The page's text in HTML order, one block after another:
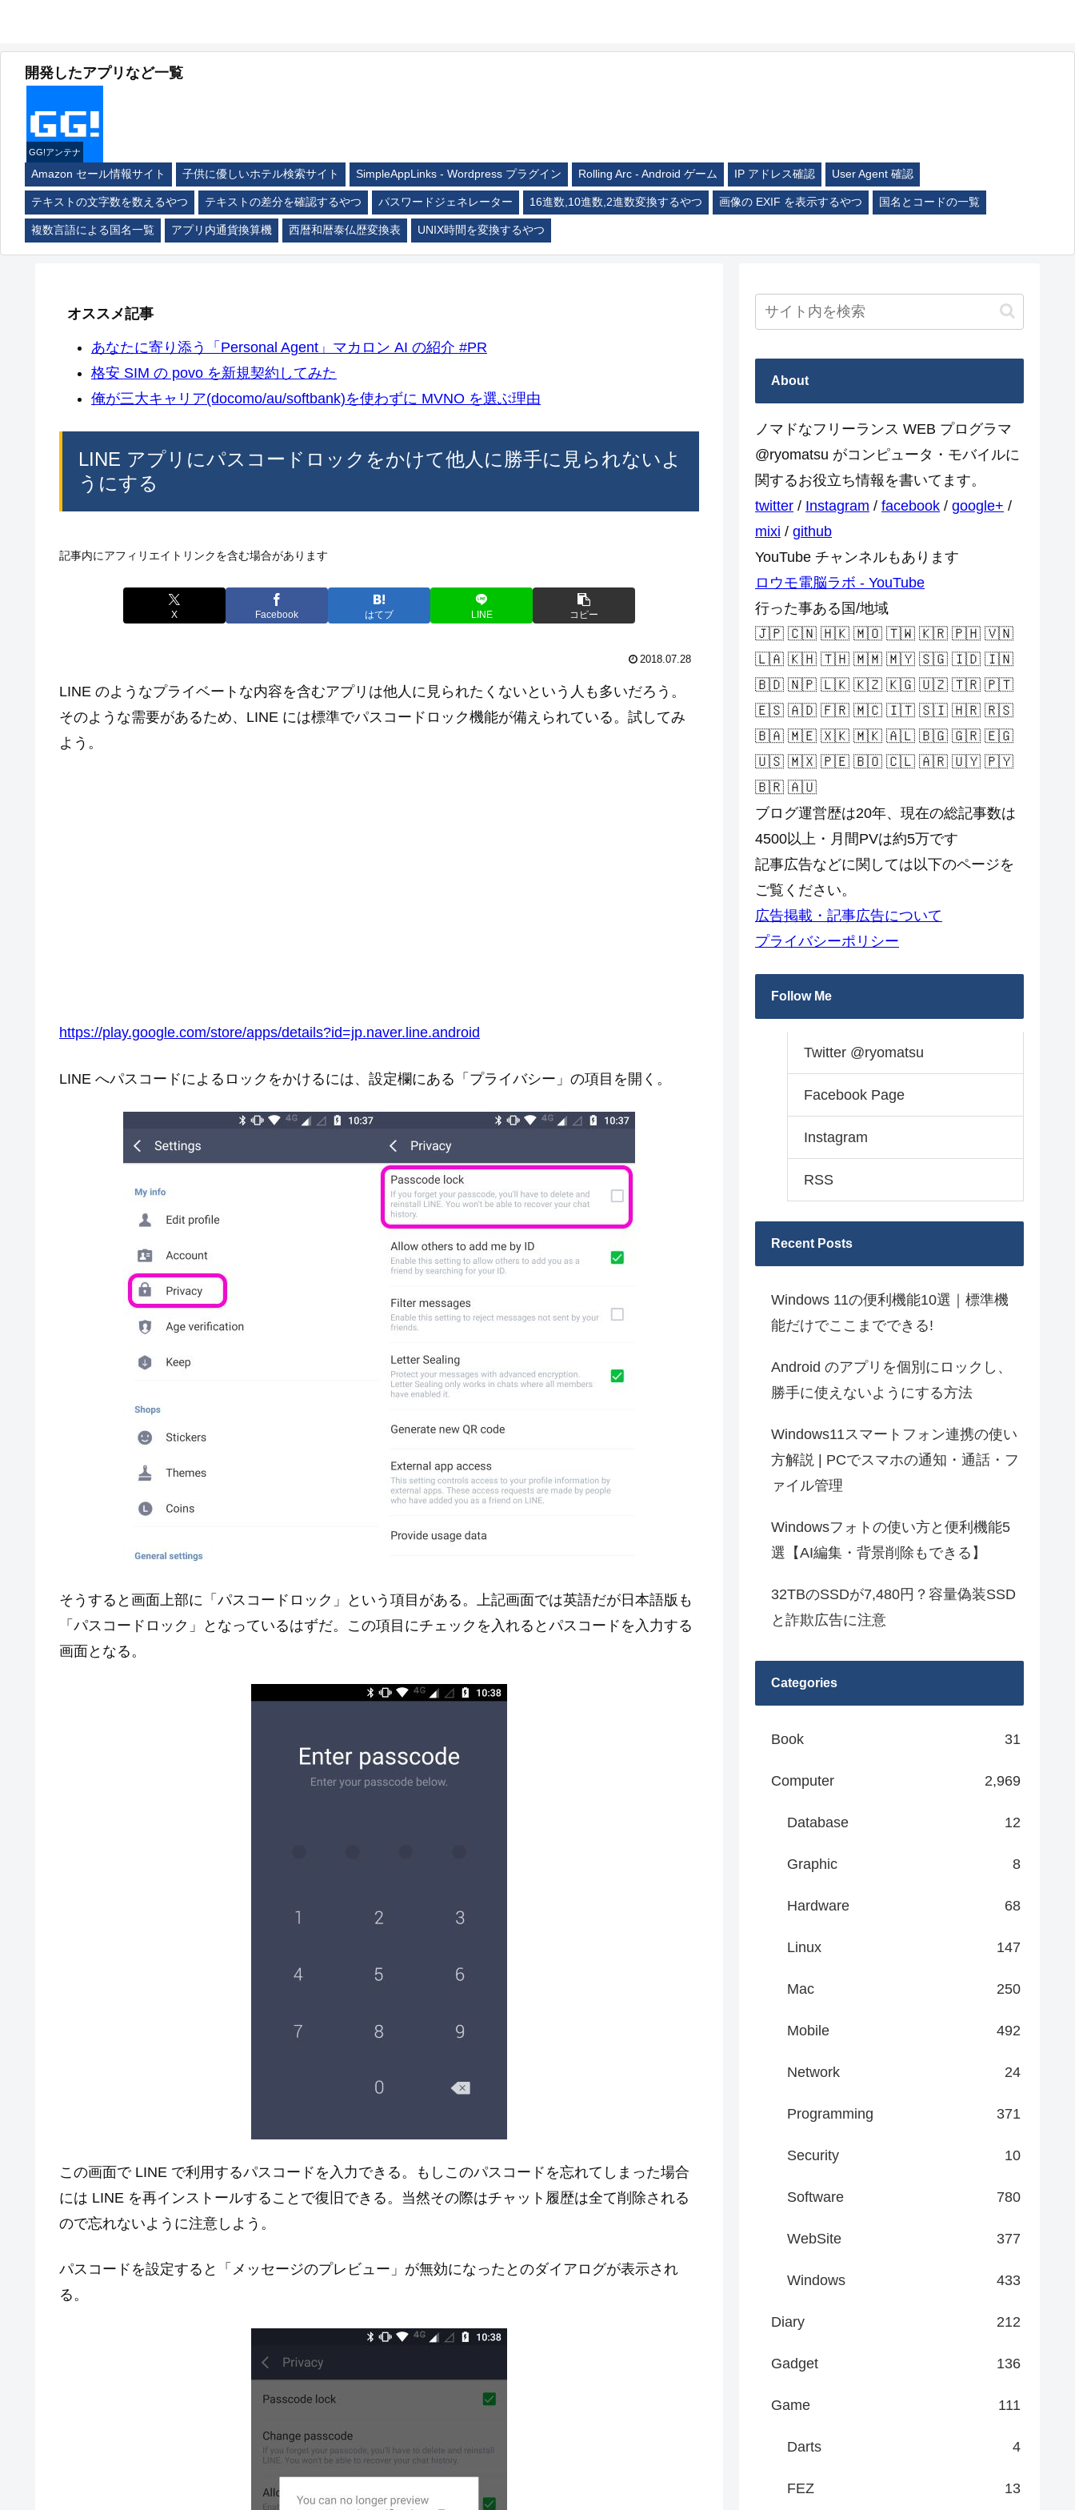
開発したアプリなど一覧
GG!アンテナ
Amazon セール情報サイト 子供に優しいホテル検索サイト SimpleAppLinks - Wordpress プラグイン Rolling Arc - Android ゲーム IP アドレス確認 User Agent 確認
テキストの文字数を数えるやつ テキストの差分を確認するやつ パスワードジェネレーター 16進数,10進数,2進数変換するやつ 画像の EXIF を表示するやつ 国名とコードの一覧
複数言語による国名一覧 アプリ内通貨換算機 西暦和暦泰仏歴変換表 UNIX時間を変換するやつ
オススメ記事
あなたに寄り添う「Personal Agent」マカロン AI の紹介 #PR
格安 SIM の povo を新規契約してみた
俺が三大キャリア(docomo/au/softbank)を使わずに MVNO を選ぶ理由
LINE アプリにパスコードロックをかけて他人に勝手に見られないよ
うにする
記事内にアフィリエイトリンクを含む場合があります
X Facebook はてブ LINE コピー
2018.07.28
LINE のようなプライベートな内容を含むアプリは他人に見られたくないという人も多いだろう。
そのような需要があるため、LINE には標準でパスコードロック機能が備えられている。試してみ
よう。
https://play.google.com/store/apps/details?id=jp.naver.line.android
LINE へパスコードによるロックをかけるには、設定欄にある「プライバシー」の項目を開く。
そうすると画面上部に「パスコードロック」という項目がある。上記画面では英語だが日本語版も
「パスコードロック」となっているはずだ。この項目にチェックを入れるとパスコードを入力する
画面となる。
この画面で LINE で利用するパスコードを入力できる。もしこのパスコードを忘れてしまった場合
には LINE を再インストールすることで復旧できる。当然その際はチャット履歴は全て削除される
ので忘れないように注意しよう。
パスコードを設定すると「メッセージのプレビュー」が無効になったとのダイアログが表示され
る。
About
ノマドなフリーランス WEB プログラマ
@ryomatsu がコンピュータ・モバイルに
関するお役立ち情報を書いてます。
twitter / Instagram / facebook / google+ /
mixi / github
YouTube チャンネルもあります
ロウモ電脳ラボ - YouTube
行った事ある国/地域
🇯🇵 🇨🇳 🇭🇰 🇲🇴 🇹🇼 🇰🇷 🇵🇭 🇻🇳
🇱🇦 🇰🇭 🇹🇭 🇲🇲 🇲🇾 🇸🇬 🇮🇩 🇮🇳
🇧🇩 🇳🇵 🇱🇰 🇰🇿 🇰🇬 🇺🇿 🇹🇷 🇵🇹
🇪🇸 🇦🇩 🇫🇷 🇲🇨 🇮🇹 🇸🇮 🇭🇷 🇷🇸
🇧🇦 🇲🇪 🇽🇰 🇲🇰 🇦🇱 🇧🇬 🇬🇷 🇪🇬
🇺🇸 🇲🇽 🇵🇪 🇧🇴 🇨🇱 🇦🇷 🇺🇾 🇵🇾
🇧🇷 🇦🇺
ブログ運営歴は20年、現在の総記事数は
4500以上・月間PVは約5万です
記事広告などに関しては以下のページを
ご覧ください。
広告掲載・記事広告について
プライバシーポリシー
Follow Me
Twitter @ryomatsu
Facebook Page
Instagram
RSS
Recent Posts
Windows 11の便利機能10選｜標準機
能だけでここまでできる!
Android のアプリを個別にロックし、
勝手に使えないようにする方法
Windows11スマートフォン連携の使い
方解説 | PCでスマホの通知・通話・フ
ァイル管理
Windowsフォトの使い方と便利機能5
選【AI編集・背景削除もできる】
32TBのSSDが7,480円？容量偽装SSD
と詐欺広告に注意
Categories
Book 31
Computer 2,969
Database 12
Graphic 8
Hardware 68
Linux 147
Mac 250
Mobile 492
Network 24
Programming 371
Security 10
Software 780
WebSite 377
Windows 433
Diary 212
Gadget 136
Game 111
Darts 4
FEZ 13